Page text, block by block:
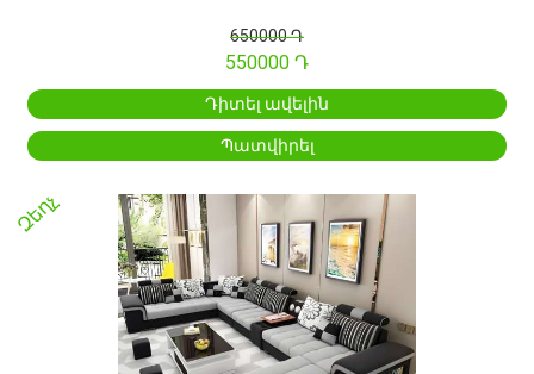
650000 Դ
550000 Դ
Դիտել ավելին
Պատվիրել
Զեղչ